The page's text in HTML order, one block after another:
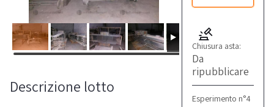
Chiusura asta:
Da
ripubblicare
Esperimento n°4
Descrizione lotto